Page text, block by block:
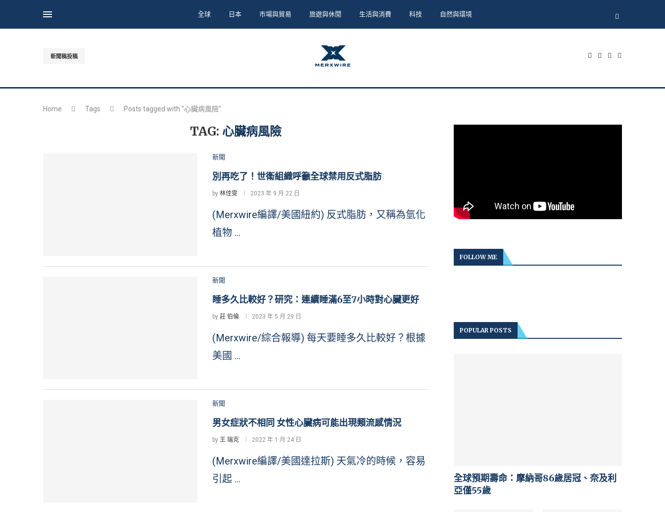
全球 日本 市場與貿易 旅遊與休閒 生活與消費 科技 自然與環境
新聞稿投稿
Home Tags Posts tagged with "心臟病風險"
TAG: 心臟病風險
新聞
別再吃了！世衛組織呼籲全球禁用反式脂肪
by 林佳雯 2023 年 9 月 22 日
(Merxwire編譯/美國紐約) 反式脂肪，又稱為氫化
植物 …
新聞
睡多久比較好？研究：連續睡滿6至7小時對心臟更好
by 莊 伯倫 2023 年 5 月 29 日
(Merxwire/綜合報導) 每天要睡多久比較好？根據
美國 …
新聞
男女症狀不相同 女性心臟病可能出現類流感情況
by 王 瑞克 2022 年 1 月 24 日
(Merxwire編譯/美國達拉斯) 天氣冷的時候，容易
引起 …
FOLLOW ME
POPULAR POSTS
全球預期壽命：摩納哥86歲居冠、奈及利
亞僅55歲